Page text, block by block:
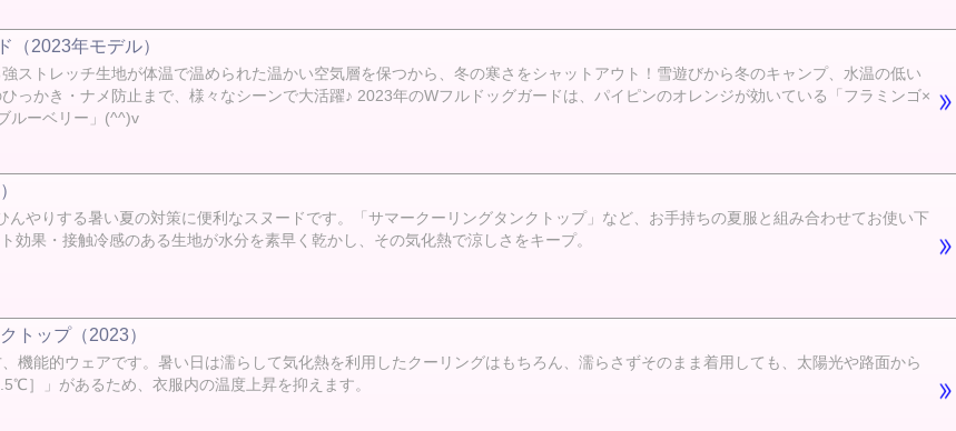
（2023年モデル）
ストレッチ生地が体温で温められた温かい空気層を保つから、冬の寒さをシャットアウト！雪遊びから冬のキャンプ、水温の低い
っかき・ナメ防止まで、様々なシーンで大活躍♪ 2023年のWフルドッグガードは、パイピンのオレンジが効いている「フラミンゴ×
ルーベリー」(^^)v
やりする暑い夏の対策に便利なスヌードです。「サマークーリングタンクトップ」など、お手持ちの夏服と組み合わせてお使い下
効果・接触冷感のある生地が水分を素早く乾かし、その気化熱で涼しさをキープ。
トップ（2023）
機能的ウェアです。暑い日は濡らして気化熱を利用したクーリングはもちろん、濡らさずそのまま着用しても、太陽光や路面から
］」があるため、衣服内の温度上昇を抑えます。